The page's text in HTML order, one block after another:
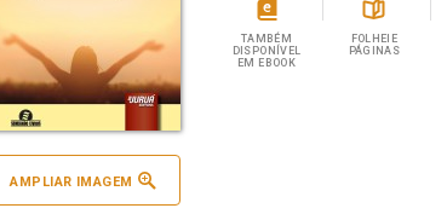
AMPLIAR IMAGEM
TAMBÉM
DISPONÍVEL
EM EBOOK
FOLHEIE
PÁGINAS